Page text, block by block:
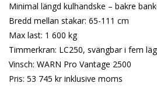
Minimal längd kulhandske – bakre
Bredd mellan stakar: 65-111 cm
Max last: 1 600 kg
Timmerkran: LC250, svängbar i fem
Vinsch: WARN Pro Vantage 2500
Pris: 53 745 kr inklusive moms